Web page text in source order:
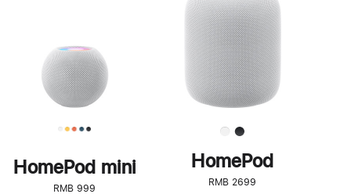
HomePod mini
RMB 999
了
解
HomePod<
HomePod
RMB 2699